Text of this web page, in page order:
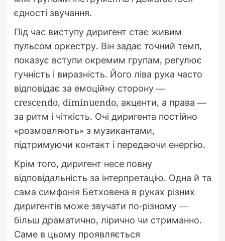
єдності звучання.
Під час виступу диригент стає живим
пульсом оркестру. Він задає точний темп,
показує вступи окремим групам, регулює
гучність і виразність. Його ліва рука часто
відповідає за емоційну сторону —
crescendo, diminuendo, акценти, а права —
за ритм і чіткість. Очі диригента постійно
«розмовляють» з музикантами,
підтримуючи контакт і передаючи енергію.
Крім того, диригент несе повну
відповідальність за інтерпретацію. Одна й та
сама симфонія Бетховена в руках різних
диригентів може звучати по-різному —
більш драматично, лірично чи стриманно.
Саме в цьому проявляється